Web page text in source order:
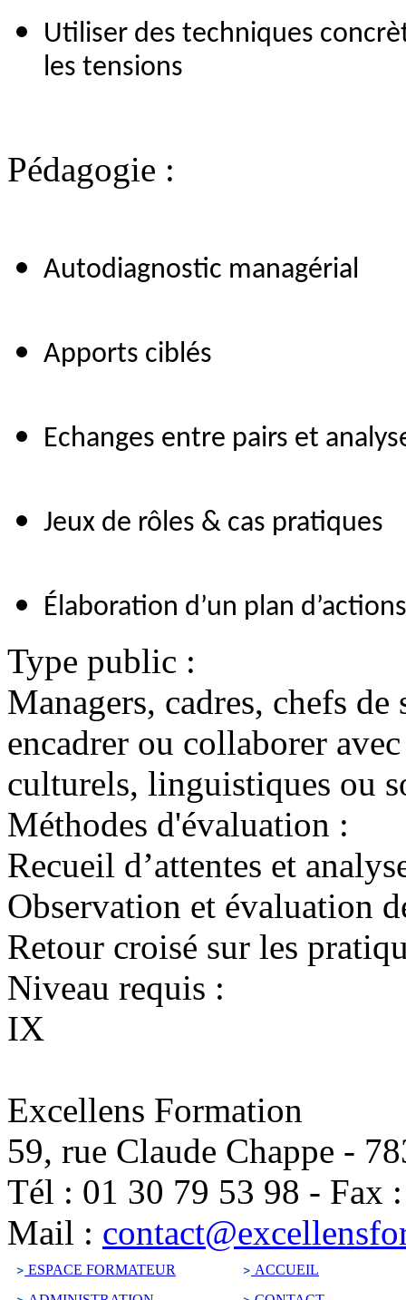
Utiliser des techniques
les tensions
Pédagogie :
Autodiagnostic managérial
Apports ciblés
Echanges entre pairs et
Jeux de rôles & cas pratiques
Élaboration d’un plan
Type public :
Managers, cadres, chefs
encadrer ou collaborer
culturels, linguistiques ou
Méthodes d'évaluation :
Recueil d’attentes et
Observation et évaluation
Retour croisé sur les
Niveau requis :
IX
Excellens Formation
59, rue Claude Chappe -
Tél : 01 30 79 53 98 - Fax
Mail :
ESPACE FORMATEUR
ACCUEIL